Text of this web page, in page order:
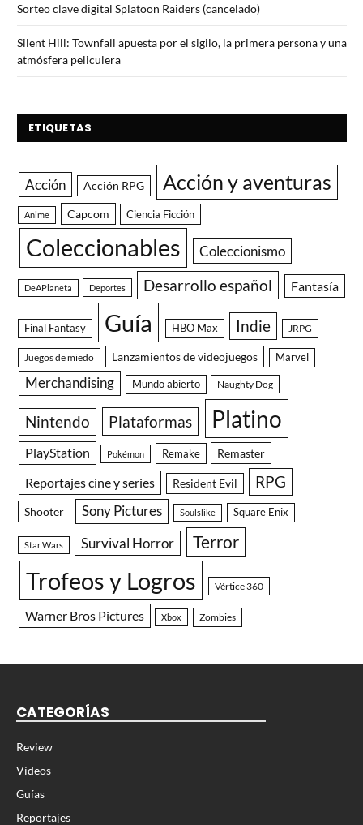
Sorteo clave digital Splatoon Raiders (cancelado)
Silent Hill: Townfall apuesta por el sigilo, la primera persona y una
atmósfera peliculera
ETIQUETAS
Acción Acción RPG Acción y aventuras
Anime Capcom Ciencia Ficción
Coleccionables Coleccionismo
DeAPlaneta Deportes Desarrollo español Fantasía
Final Fantasy Guía HBO Max Indie JRPG
Juegos de miedo Lanzamientos de videojuegos Marvel
Merchandising Mundo abierto Naughty Dog
Nintendo Plataformas Platino
PlayStation Pokémon Remake Remaster
Reportajes cine y series Resident Evil RPG
Shooter Sony Pictures Soulslike Square Enix
Star Wars Survival Horror Terror
Trofeos y Logros Vértice 360
Warner Bros Pictures Xbox Zombies
CATEGORÍAS
Review
Vídeos
Guías
Reportajes